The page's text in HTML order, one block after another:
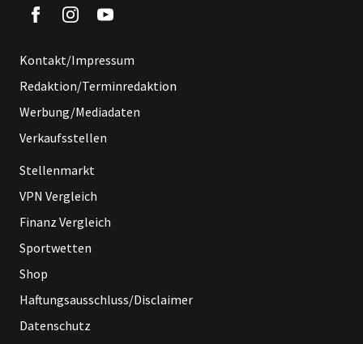
Kontakt/Impressum
Redaktion/Terminredaktion
Werbung/Mediadaten
Verkaufsstellen
Stellenmarkt
VPN Vergleich
Finanz Vergleich
Sportwetten
Shop
Haftungsausschluss/Disclaimer
Datenschutz